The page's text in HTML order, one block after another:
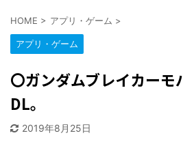
HOME > アプリ・ゲーム >
アプリ・ゲーム
〇ガンダムブレイカー
DL。
2019年8月25日